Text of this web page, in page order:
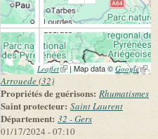
Leaflet(link is external)
| Map data © Google(link
Arrouede (32)
Propriétés de guérisons: Rhumatismes
Saint protecteur: Saint Laurent
Département: 32 - Gers
01/17/2024 - 07:10